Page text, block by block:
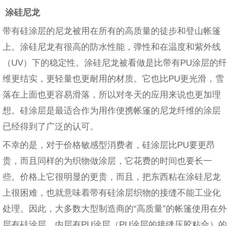
涂硅尼龙
带有硅涂层的尼龙被用在所有的高质量的徒步和登山帐篷
上。涂硅尼龙有很高的防水性能，弹性和在温度和紫外线
（UV）下的稳定性。涂硅尼龙被看做是比带有PU涂层的纤
维更结实，更轻量也更耐用的材质。它也比PU更光滑，雪
落在上面也更容易滑落，所以对冬天的应用来说也更加理
想。硅涂层是最适合作为用作便携帐篷的尼龙纤维的涂层
已经得到了广泛的认可。
不幸的是，对于价格敏感型消费者，硅涂层比PU要更昂
贵，而且同样的为织物做涂层，它花费的时间也要长一
些。价格上它很明显的更贵，而且，把东西粘在涂硅尼龙
上很困难，也就意味着带有硅涂层织物的接缝不能工业化
处理。因此，大多数大型制造商的“高质量”的帐篷使用在外